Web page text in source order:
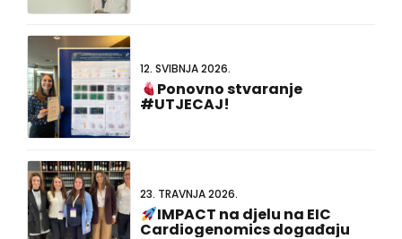
12. SVIBNJA 2026.
Ponovno stvaranje
#UTJECAJ!
23. TRAVNJA 2026.
IMPACT na djelu na EIC
Cardiogenomics događaju